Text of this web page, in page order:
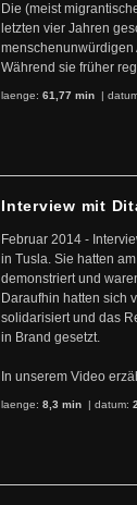
Die (meist
letzten vier Jahren
Während sie früher
laenge: 61,77 min |
Interview mit
Februar 2014 -
in Tusla. Sie hatten
demonstriert und
Daraufhin hatten sich
solidarisiert und das
in Brand gesetzt.
In unserem Video
laenge: 8,3 min | datum: